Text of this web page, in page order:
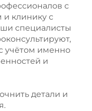
с
клинику с
специалисты
учётом именно
и
детали и